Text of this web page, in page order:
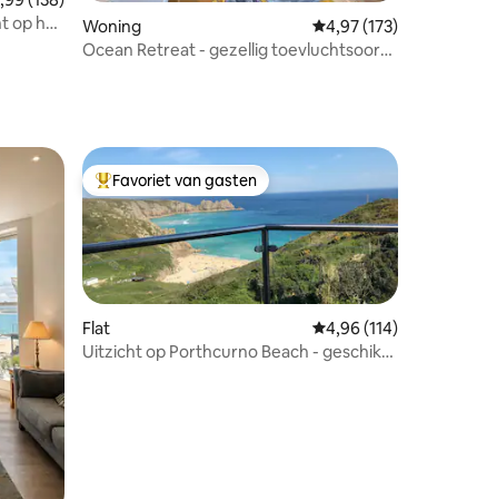
op het
Woning Gemiddelde
4,97 (173)
Ocean Retreat - gezellig toevluchtsoord
Topfavoriet van gasten
Favoriet van gasten
Flat Gemiddelde
4,96 (114)
Uitzicht op Porthcurno Beach - geschikt